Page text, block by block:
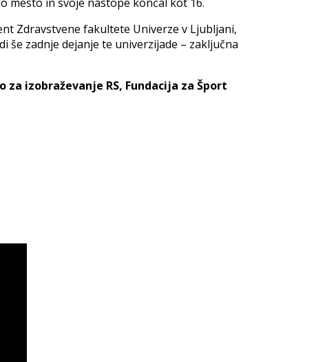
mesto in svoje nastope končal kot 16.
Zdravstvene fakultete Univerze v Ljubljani,
še zadnje dejanje te univerzijade – zaključna
izobraževanje RS, Fundacija za Šport